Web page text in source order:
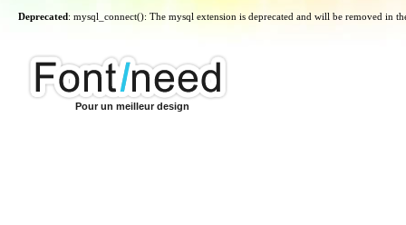
Deprecated: mysql_connect(): The mysql extension is deprecated and will be removed in
Pour un meilleur design